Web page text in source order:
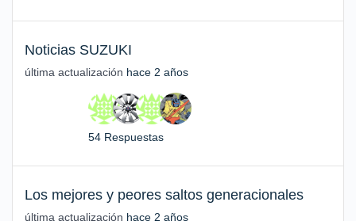
Noticias SUZUKI
última actualización hace 2 años
54 Respuestas
Los mejores y peores saltos generacionales
última actualización hace 2 años